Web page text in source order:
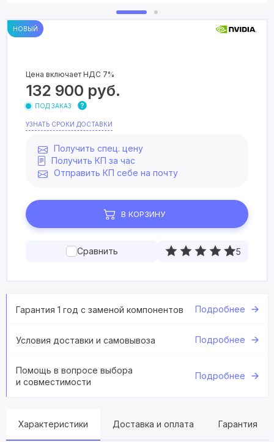
НОВЫЙ
Цена включает НДС 7%
132 900 руб.
ПОД ЗАКАЗ
УЗНАТЬ СРОКИ ДОСТАВКИ
Получить спец. цену
Получить КП за час
Отправить КП себе на почту
В КОРЗИНУ
Сравнить 5
Гарантия 1 год с заменой компонентов Подробнее
Условия доставки и самовывоза Подробнее
Помощь в вопросе выбора
и совместимости
Подробнее
Характеристики Доставка и оплата Гарантия